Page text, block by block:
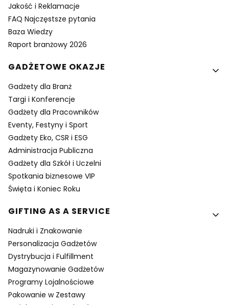
Jakość i Reklamacje
FAQ Najczęstsze pytania
Baza Wiedzy
Raport branżowy 2026
GADŻETOWE OKAZJE
Gadżety dla Branż
Targi i Konferencje
Gadżety dla Pracowników
Eventy, Festyny i Sport
Gadżety Eko, CSR i ESG
Administracja Publiczna
Gadżety dla Szkół i Uczelni
Spotkania biznesowe VIP
Święta i Koniec Roku
GIFTING AS A SERVICE
Nadruki i Znakowanie
Personalizacja Gadżetów
Dystrybucja i Fulfillment
Magazynowanie Gadżetów
Programy Lojalnościowe
Pakowanie w Zestawy